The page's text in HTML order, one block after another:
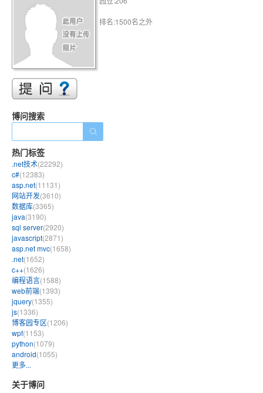
排名:1500名之外
博问搜索
热门标签
.net技术(22292)
c#(12383)
asp.net(11131)
网站开发(3610)
数据库(3365)
java(3190)
sql server(2920)
javascript(2871)
asp.net mvc(1658)
.net(1652)
c++(1626)
编程语言(1588)
web前端(1393)
jquery(1355)
js(1336)
博客园专区(1206)
wpf(1153)
python(1079)
android(1055)
更多...
关于博问